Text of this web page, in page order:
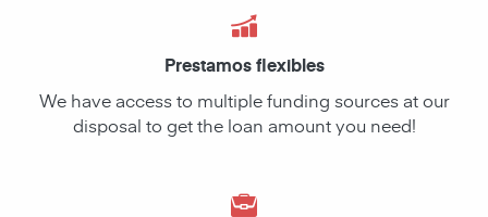
Prestamos flexibles
We have access to multiple funding sources at our
disposal to get the loan amount you need!